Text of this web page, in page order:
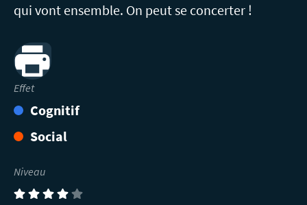
qui vont ensemble. On peut se concerter !
Print
Effet
Cognitif
Social
Niveau
(4)